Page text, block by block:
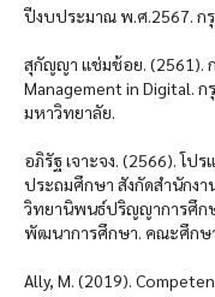
ปีงบประมาณ พ.ศ.2567. ก
สุกัญญา แช่มช้อย. (2561).
Management in Digital.
มหาวิทยาลัย.
อภิรัฐ เจาะจง. (2566). โป
ประถมศึกษา สังกัดสำนักง
วิทยานิพนธ์ปริญญาการศึก
พัฒนาการศึกษา. คณะศึกษ
Ally, M. (2019).